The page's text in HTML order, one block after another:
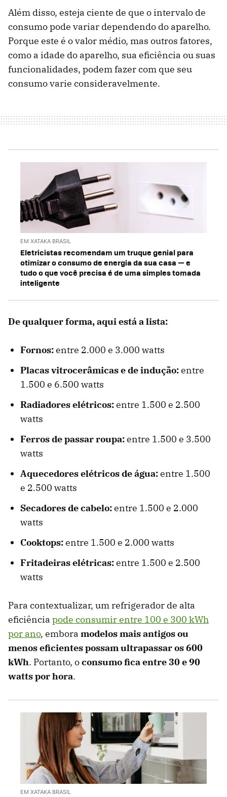
Além disso, esteja ciente de que o intervalo de
consumo pode variar dependendo do aparelho.
Porque este é o valor médio, mas outros fatores,
como a idade do aparelho, sua eficiência ou suas
funcionalidades, podem fazer com que seu
consumo varie consideravelmente.
EM XATAKA BRASIL
Eletricistas recomendam um truque genial para
otimizar o consumo de energia da sua casa — e
tudo o que você precisa é de uma simples tomada
inteligente
De qualquer forma, aqui está a lista:
Fornos:entre 2.000 e 3.000 watts
Placas vitrocerâmicas e de indução:entre
1.500 e 6.500 watts
Radiadores elétricos:entre 1.500 e 2.500
watts
Ferros de passar roupa:entre 1.500 e 3.500
watts
Aquecedores elétricos de água:entre 1.500
e 2.500 watts
Secadores de cabelo:entre 1.500 e 2.000
watts
Cooktops:entre 1.500 e 2.000 watts
Fritadeiras elétricas:entre 1.500 e 2.500
watts
Para contextualizar, um refrigerador de alta
eficiência pode consumir entre 100 e 300 kWh
por ano, embora modelos mais antigos ou
menos eficientes possam ultrapassar os 600
kWh. Portanto, oconsumo fica entre 30 e 90
watts por hora.
EM XATAKA BRASIL